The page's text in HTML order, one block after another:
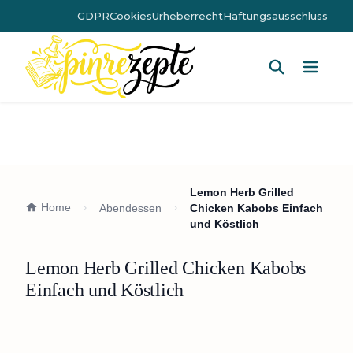
GDPRCookiesUrheberrechtHaftungsausschluss
Home Abendessen
Lemon Herb Grilled
Chicken Kabobs Einfach
und Köstlich
Lemon Herb Grilled Chicken Kabobs
Einfach und Köstlich